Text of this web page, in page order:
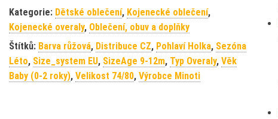
Kategorie: Dětské oblečení, Kojenecké oblečení,
Kojenecké overaly, Oblečení, obuv a doplňky
Štítků: Barva růžová, Distribuce CZ, Pohlaví Holka, Sezóna
Léto, Size_system EU, SizeAge 9-12m, Typ Overaly, Věk
Baby (0-2 roky), Velikost 74/80, Výrobce Minoti